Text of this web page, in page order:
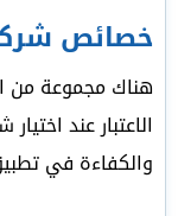
خصائص
هناك مجموعة من
الاعتبار عند
والكفاءة في